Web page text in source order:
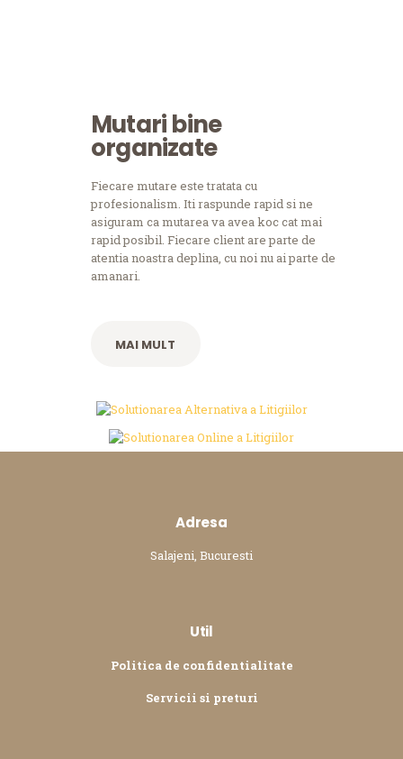
Mutari bine
organizate
Fiecare mutare este tratata cu
profesionalism. Iti raspunde rapid si ne
asiguram ca mutarea va avea koc cat mai
rapid posibil. Fiecare client are parte de
atentia noastra deplina, cu noi nu ai parte de
amanari.
MAI MULT
Adresa
Salajeni, Bucuresti
Util
Politica de confidentialitate
Servicii si preturi